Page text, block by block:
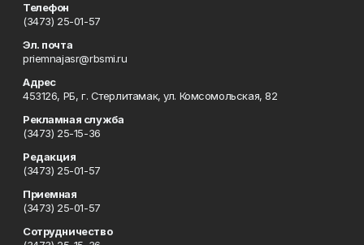
Телефон
(3473) 25-01-57
Эл. почта
priemnajasr@rbsmi.ru
Адрес
453126, РБ, г. Стерлитамак, ул. Комсомольская, 82
Рекламная служба
(3473) 25-15-36
Редакция
(3473) 25-01-57
Приемная
(3473) 25-01-57
Сотрудничество